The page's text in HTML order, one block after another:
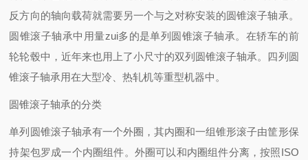
反方向的轴向载荷就需要另一个与之对称安装的圆锥滚子轴承。
圆锥滚子轴承中用量zui多的是单列圆锥滚子轴承。在轿车的前
轮轮毂中，近年来也用上了小尺寸的双列圆锥滚子轴承。四列圆
锥滚子轴承用在大型冷、热轧机等重型机器中。
圆锥滚子轴承的分类
单列圆锥滚子轴承有一个外圈，其内圈和一组锥形滚子由筐形保
持架包罗成一个内圈组件。外圈可以和内圈组件分离，按照ISO